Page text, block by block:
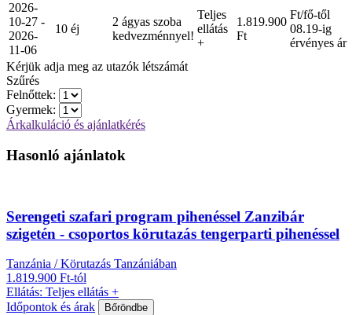
2026-
10-27 -
2026-
11-06
10 éj
2 ágyas szoba
kedvezménnyel!
Teljes
ellátás
+
1.819.900
Ft
Ft/fő-től
08.19-ig
érvényes ár
Kérjük adja meg az utazók létszámát
Szűrés
Felnőttek:
Gyermek:
Árkalkuláció és ajánlatkérés
Hasonló ajánlatok
Serengeti szafari program pihenéssel Zanzibár
szigetén - csoportos körutazás tengerparti pihenéssel
Tanzánia / Körutazás Tanzániában
1.819.900 Ft-tól
Ellátás: Teljes ellátás +
Időpontok és árak
Bőröndbe